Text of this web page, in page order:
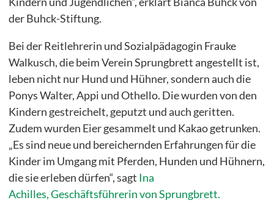
der Buhck-Stiftung.
Bei der Reitlehrerin und Sozialpädagogin Frauke
Walkusch, die beim Verein Sprungbrett angestellt ist,
leben nicht nur Hund und Hühner, sondern auch die
Ponys Walter, Appi und Othello. Die wurden von den
Kindern gestreichelt, geputzt und auch geritten.
Zudem wurden Eier gesammelt und Kakao getrunken.
„Es sind neue und bereichernden Erfahrungen für die
Kinder im Umgang mit Pferden, Hunden und Hühnern,
die sie erleben dürfen“, sagt Ina
Achilles, Geschäftsführerin von Sprungbrett.